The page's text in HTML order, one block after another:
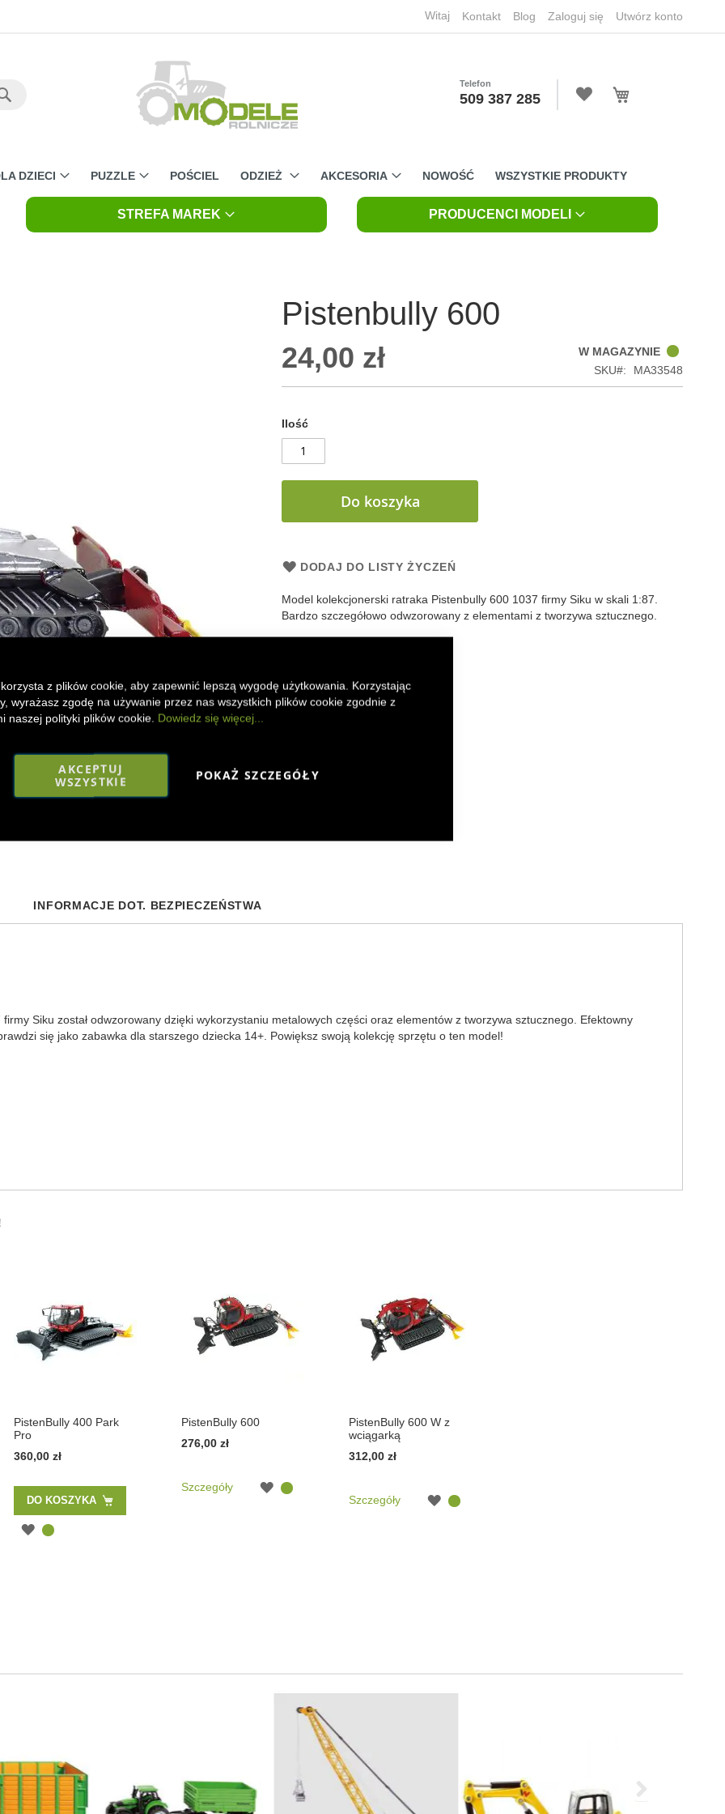
z plików cookie, aby zapewnić lepszą wygodę użytkowania. Korzystając
wyrażasz zgodę na używanie przez nas wszystkich plików cookie zgodnie z
naszej polityki plików cookie. Dowiedz się więcej...
AKCEPTUJ
WSZYSTKIE
POKAŻ SZCZEGÓŁY
Witaj Kontakt Blog Zaloguj się Utwórz konto
Telefon
509 387 285
DZIECI PUZZLE POŚCIEL ODZIEŻ AKCESORIA NOWOŚĆ WSZYSTKIE PRODUKTY
STREFA MAREK PRODUCENCI MODELI
Pistenbully 600
24,00 zł
W MAGAZYNIE
SKU
MA33548
Ilość
Do koszyka
DODAJ DO LISTY ŻYCZEŃ
Model kolekcjonerski ratraka Pistenbully 600 1037 firmy Siku w skali 1:87.
Bardzo szczegółowo odwzorowany z elementami z tworzywa sztucznego.
Siku został odwzorowany dzięki wykorzystaniu metalowych części oraz elementów z tworzywa sztucznego. Efektowny
się jako zabawka dla starszego dziecka 14+. Powiększ swoją kolekcję sprzętu o ten model!
INFORMACJE DOT. BEZPIECZEŃSTWA
PistenBully 400 Park
Pro
360,00 zł
DO KOSZYKA
PistenBully 600
276,00 zł
Szczegóły
PistenBully 600 W z
wciągarką
312,00 zł
Szczegóły